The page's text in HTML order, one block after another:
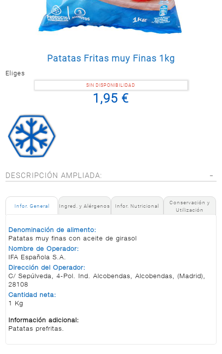
Postal
Patatas Fritas muy Finas 1kg
Eliges
SIN DISPONIBILIDAD
1,95 €
DESCRIPCIÓN AMPLIADA:
Infor. General Ingred. y Alérgenos Infor. Nutricional
Conservación y
Utilización
Denominación de alimento:
Patatas muy finas con aceite de girasol
Nombre de Operador:
IFA Española S.A.
Dirección del Operador:
C/ Sepúlveda, 4-Pol. Ind. Alcobendas, Alcobendas, (Madrid),
28108
Cantidad neta:
1 Kg
Información adicional:
Patatas prefritas.